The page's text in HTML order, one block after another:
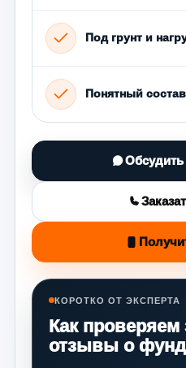
Под грунт и
Понятный
КОРОТКО ОТ ЭКСПЕРТА
Как проверяем
отзывы о